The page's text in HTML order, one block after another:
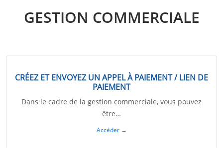
GESTION COMMERCIALE
CRÉEZ ET ENVOYEZ UN APPEL À PAIEMENT / LIEN DE
PAIEMENT
Dans le cadre de la gestion commerciale, vous pouvez
être…
Accéder →